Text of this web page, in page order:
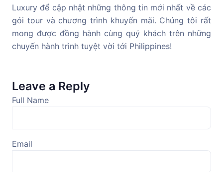
Luxury để cập nhật những thông tin mới nhất về các
gói tour và chương trình khuyến mãi. Chúng tôi rất
mong được đồng hành cùng quý khách trên những
chuyến hành trình tuyệt vời tới Philippines!
Leave a Reply
Full Name
Email